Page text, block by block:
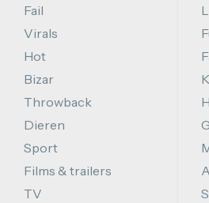
Fail
Virals
Hot
Bizar
Throwback
Dieren
Sport
Films & trailers
TV